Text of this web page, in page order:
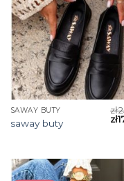
SAWAY BUTY
saway buty
zł
zł